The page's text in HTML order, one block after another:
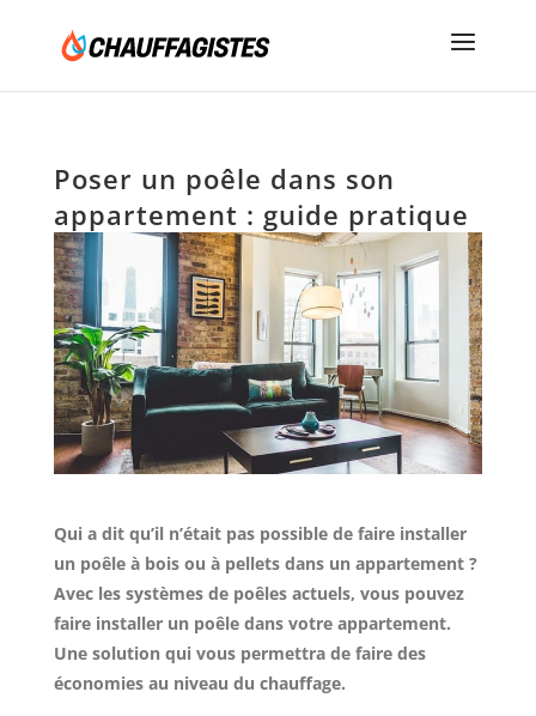
Poser un poêle dans son
appartement : guide pratique
Qui a dit qu’il n’était pas possible de faire installer
un poêle à bois ou à pellets dans un appartement ?
Avec les systèmes de poêles actuels, vous pouvez
faire installer un poêle dans votre appartement.
Une solution qui vous permettra de faire des
économies au niveau du chauffage.